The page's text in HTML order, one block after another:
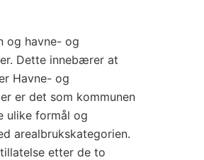
og havne- og
Dette innebærer at
Havne- og
er det som kommunen
ulike formål og
arealbrukskategorien.
etter de to